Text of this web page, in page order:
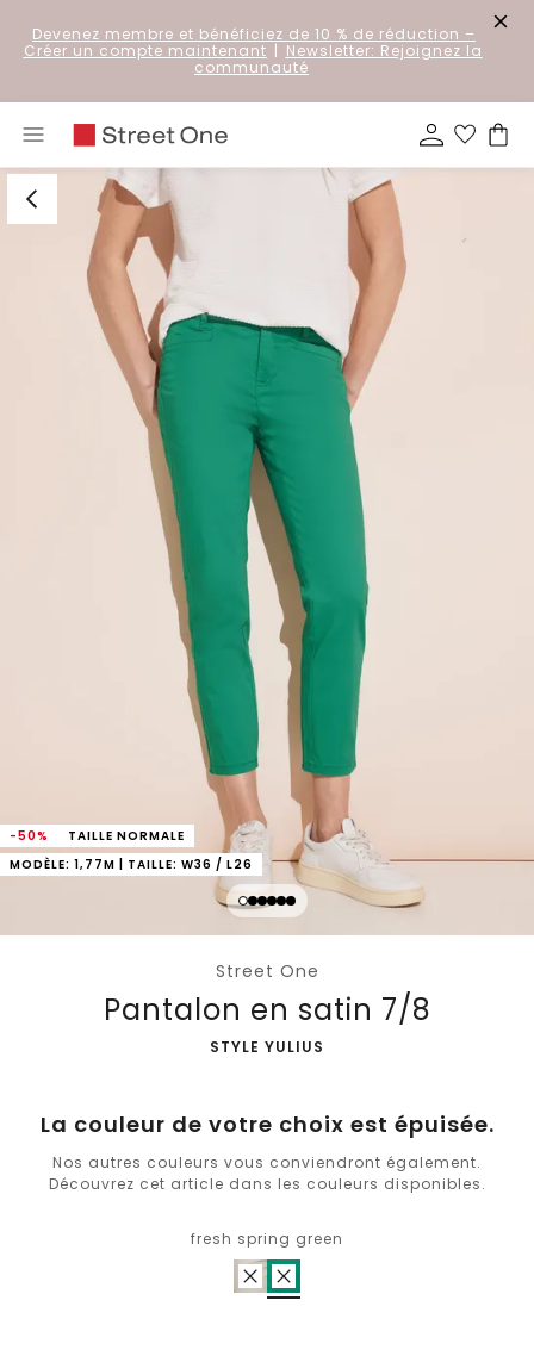
Devenez membre et bénéficiez de 10 % de réduction –
Créer un compte maintenant | Newsletter: Rejoignez la
communauté
-50%
TAILLE NORMALE
MODÈLE: 1,77M | TAILLE: W36 / L26
Street One
Pantalon en satin 7/8
-
STYLE YULIUS
La couleur de votre choix est épuisée.
Nos autres couleurs vous conviendront également.
Découvrez cet article dans les couleurs disponibles.
fresh spring green